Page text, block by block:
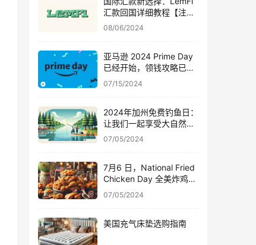
汇款回国详细教程【注册
奖励 $30，永久免手续
费！】
08/06/2024
亚马逊 2024 Prime Day
已经开始，领钱攻略已经
上线【开始啦~】
07/15/2024
2024年加州免费钓鱼日：
让我们一起享受大自然的
乐趣，在美国钓鱼的注意
事项
07/05/2024
7月6 日，National Fried
Chicken Day 全美炸鸡日
大放送，全国各地炸鸡优
惠一网打尽
07/05/2024
美国充气床垫选购指南